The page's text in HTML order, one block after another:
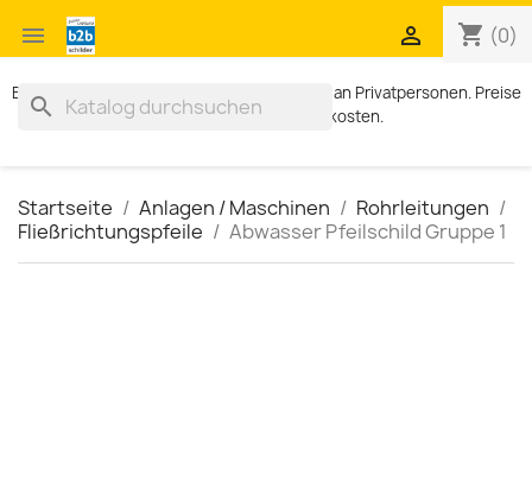
 shopping_cart (0)

Exklusiv für Geschäftskunden. Kein Verkauf an Privatpersonen. Preise
zzgl. MWST und Versandkosten.
search
Startseite Anlagen / Maschinen
Rohrleitungen
Fließrichtungspfeile
Abwasser Pfeilschild Gruppe 1